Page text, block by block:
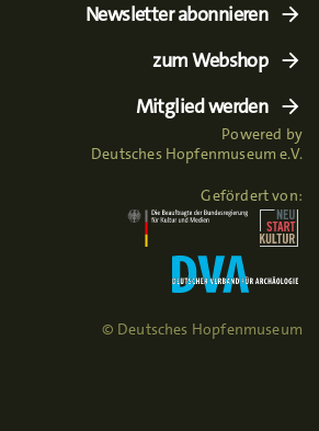
Newsletter abonnieren
zum Webshop
Mitglied werden
Powered by
Deutsches Hopfenmuseum e.V.
Gefördert von:
© Deutsches Hopfenmuseum